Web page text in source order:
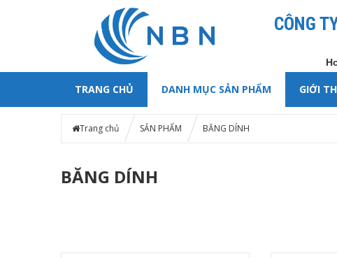
CÔNG
TRANG CHỦ DANH MỤC SẢN PHẨM GIỚI
Trang chủ SẢN PHẨM BĂNG DÍNH
BĂNG DÍNH